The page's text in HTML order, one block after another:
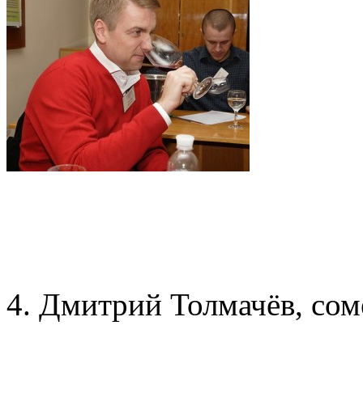
4. Дмитрий Толмачёв,